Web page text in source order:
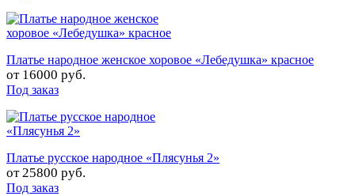
Платье народное женское хоровое «Лебедушка» красное
от 16000 руб.
Под заказ
Платье русское народное «Плясунья 2»
от25800 руб.
Под заказ